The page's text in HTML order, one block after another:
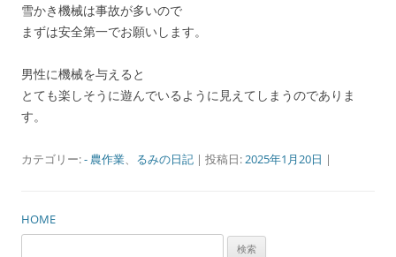
雪かき機械は事故が多いので
まずは安全第一でお願いします。
男性に機械を与えると
とても楽しそうに遊んでいるように見えてしまうのでありま
す。
カテゴリー:- 農作業、 るみの日記 | 投稿日:2025年1月20日 |
HOME
検